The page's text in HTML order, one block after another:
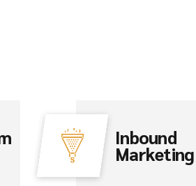
Inbound
Marketing